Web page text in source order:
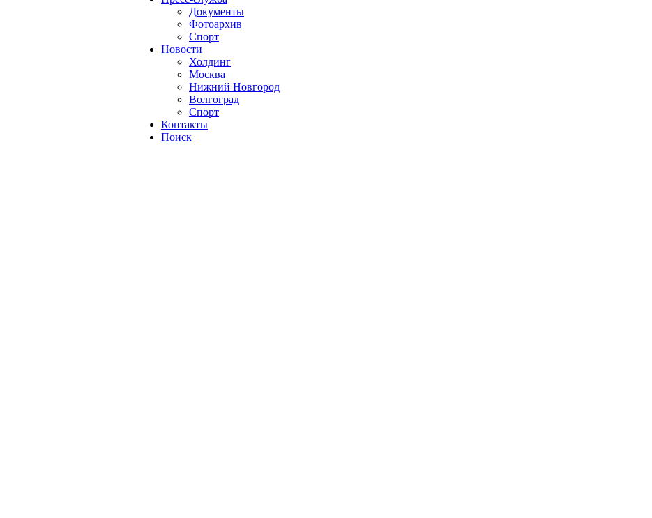
Документы
Фотоархив
Спорт
Новости
Холдинг
Москва
Нижний Новгород
Волгоград
Спорт
Контакты
Поиск